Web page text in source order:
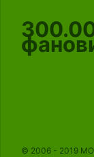
© 2006 - 2019